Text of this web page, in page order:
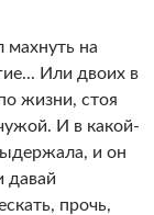
махнуть на
Или двоих в
жизни, стоя
И в какой-
и он
давай
прочь,